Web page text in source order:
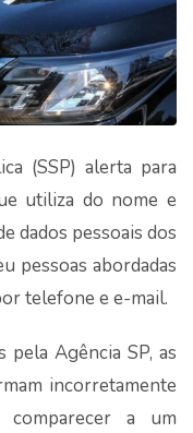
(SSP) alerta para
utiliza do nome e
dados pessoais dos
pessoas abordadas
telefone e e-mail.
pela Agência SP, as
incorretamente
comparecer a um